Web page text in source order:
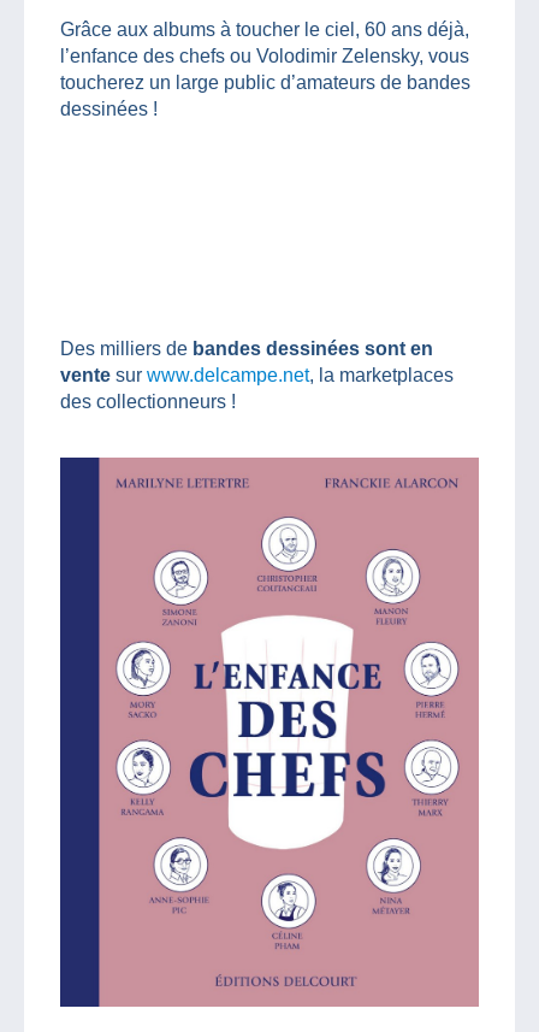
Grâce aux albums à toucher le ciel, 60 ans déjà,
l’enfance des chefs ou Volodimir Zelensky, vous
toucherez un large public d’amateurs de bandes
dessinées !
Des milliers de bandes dessinées sont en
vente sur www.delcampe.net, la marketplaces
des collectionneurs !